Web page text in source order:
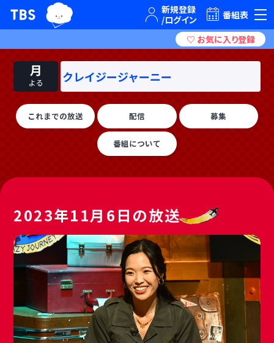
TBSテレビ｜ときめくときを。 番組表
月
よる クレイジージャーニー
これまでの放送 配信 募集
番組について
2023年11月6日の放送